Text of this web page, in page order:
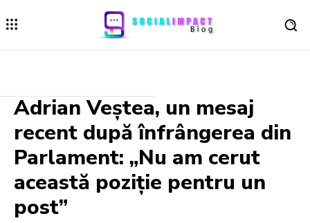
Adrian Veștea, un mesaj
recent după înfrângerea din
Parlament: „Nu am cerut
această poziție pentru un
post”